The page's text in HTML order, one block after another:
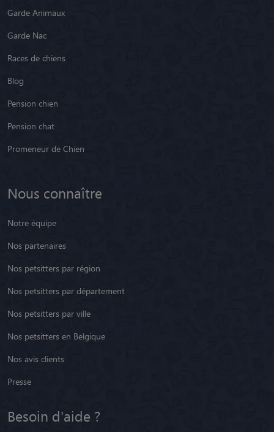
Garde Animaux
Garde Nac
Races de chiens
Blog
Pension chien
Pension chat
Promeneur de Chien
Nous connaître
Notre équipe
Nos partenaires
Nos petsitters par région
Nos petsitters par département
Nos petsitters par ville
Nos petsitters en Belgique
Nos avis clients
Presse
Besoin d'aide ?